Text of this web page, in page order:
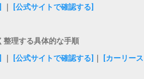
[公式サイトで確認する]
整理する具体的な手順
[公式サイトで確認する]
[カーリース